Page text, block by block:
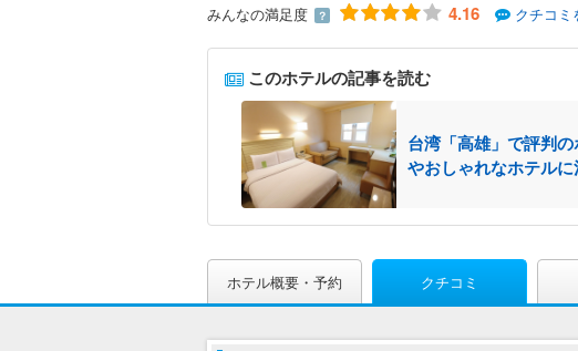
みんなの満足度 ？ 4.16 クチコミ
このホテルの記事を読む
台湾「高雄」で評判
やおしゃれなホテルに
ホテル概要・予約 クチコミ